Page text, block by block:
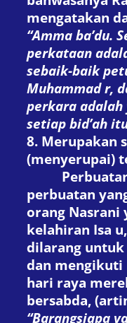
mengatakan
“Amma ba’du.
perkataan
sebaik-baik
Muhammadr,
perkara adalah
setiap bid’ah
8. Merupakan
(menyerupai)
Perbuatan
perbuatan
orang Nasrani
kelahiran Isa u
dilarang
dan mengikuti
hari raya
bersabda,
“Barangsiapa